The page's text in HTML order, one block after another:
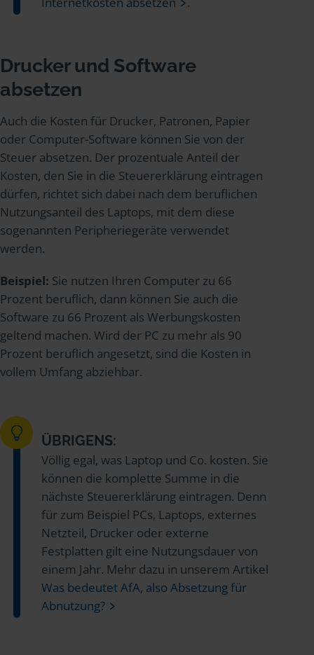
Drucker und Software
absetzen
Auch die Kosten für Drucker, Patronen, Papier
oder Computer-Software können Sie von der
Steuer absetzen. Der prozentuale Anteil der
Kosten, den Sie in die Steuererklärung eintragen
dürfen, richtet sich dabei nach dem beruflichen
Nutzungsanteil des Laptops, mit dem diese
sogenannten Peripheriegeräte verwendet
werden.
Beispiel: Sie nutzen Ihren Computer zu 66
Prozent beruflich, dann können Sie auch die
Software zu 66 Prozent als Werbungskosten
geltend machen. Wird der PC zu mehr als 90
Prozent beruflich angesetzt, sind die Kosten in
vollem Umfang abziehbar.
ÜBRIGENS:
Völlig egal, was Laptop und Co. kosten. Sie
können die komplette Summe in die
nächste Steuererklärung eintragen. Denn
für zum Beispiel PCs, Laptops, externes
Netzteil, Drucker oder externe
Festplatten gilt eine Nutzungsdauer von
einem Jahr. Mehr dazu in unserem Artikel
Was bedeutet AfA, also Absetzung für
Abnutzung?